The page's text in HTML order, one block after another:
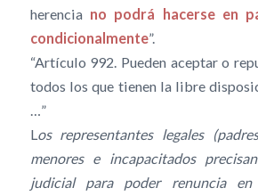
herenciano podrá hacerse en
condicionalmente”.
“Artículo 992. Pueden aceptar o
todos los que tienen la libre
…”
Los representantes legales
menores e incapacitados
judicial para poder renuncia